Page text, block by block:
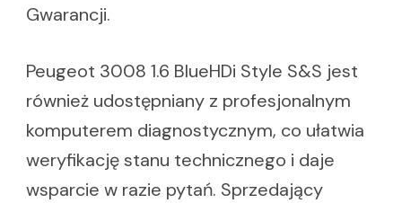
Gwarancji.
Peugeot 3008 1.6 BlueHDi Style S&S jest
również udostępniany z profesjonalnym
komputerem diagnostycznym, co ułatwia
weryfikację stanu technicznego i daje
wsparcie w razie pytań. Sprzedający